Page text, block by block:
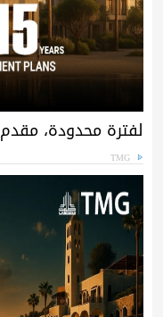
لفترة محدودة، مقدم 1.5% وتقسيط حتى 15 سنة
TMG